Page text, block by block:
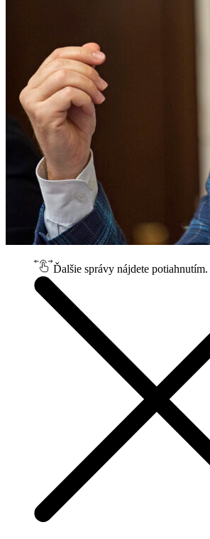
Ďalšie správy nájdete potiahnutím.